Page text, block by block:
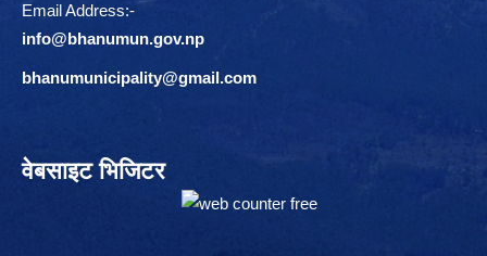
Email Address:-
info@bhanumun.gov.np
bhanumunicipality@gmail.com
वेबसाइट भिजिटर